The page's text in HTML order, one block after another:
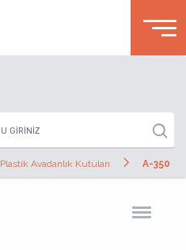
Plastik Avadanlık Kutuları A-350